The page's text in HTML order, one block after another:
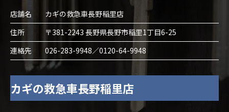
店舗名
カギの救急車長野稲里店
住所
〒381-2243 長野県長野市稲里1丁目6-25
連絡先
026-283-9948／0120-64-9948
カギの救急車長野稲里店